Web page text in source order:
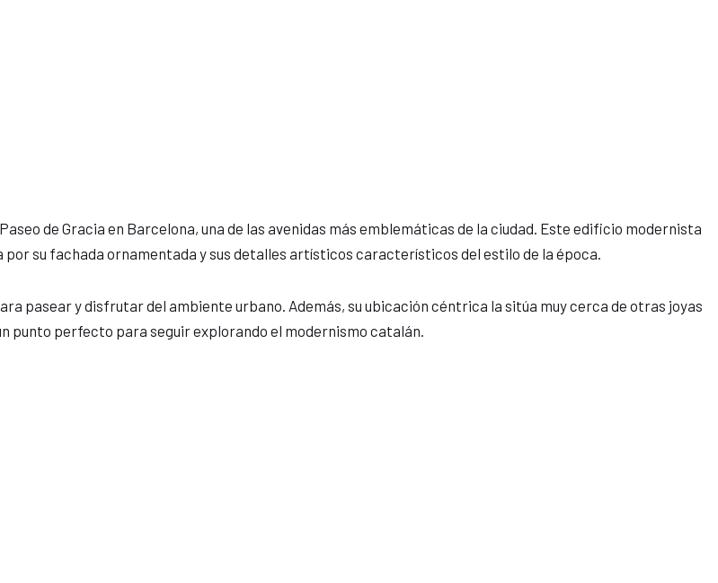
de Gracia en Barcelona, una de las avenidas más emblemáticas de la ciudad. Este edificio modernista
su fachada ornamentada y sus detalles artísticos característicos del estilo de la época.
pasear y disfrutar del ambiente urbano. Además, su ubicación céntrica la sitúa muy cerca de otras joyas
punto perfecto para seguir explorando el modernismo catalán.